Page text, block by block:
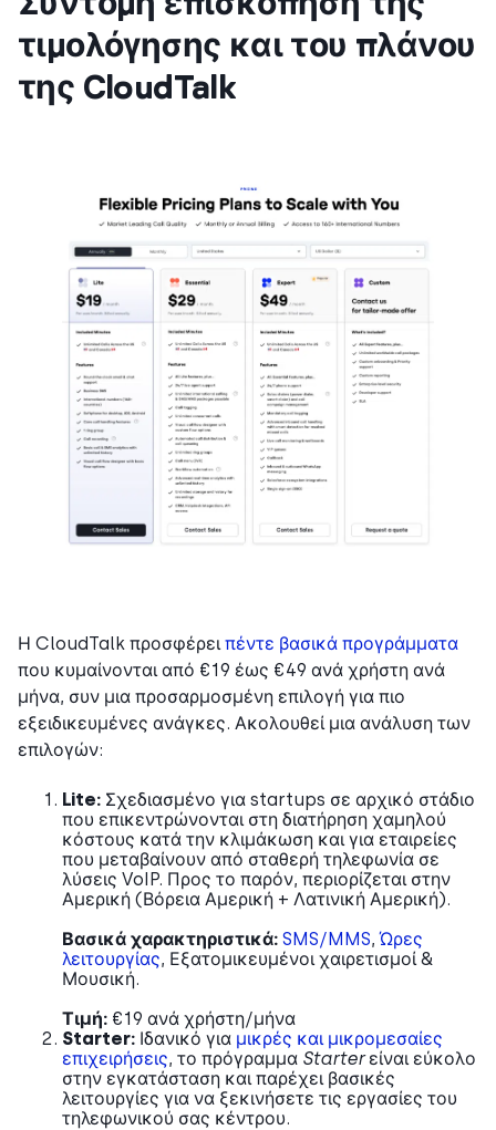
τιμολόγησης και του πλάνου
της CloudTalk
Η CloudTalk προσφέρει πέντε βασικά προγράμματα
που κυμαίνονται από €19 έως €49 ανά χρήστη ανά
μήνα, συν μια προσαρμοσμένη επιλογή για πιο
εξειδικευμένες ανάγκες. Ακολουθεί μια ανάλυση των
επιλογών:
Lite: Σχεδιασμένο για startups σε αρχικό στάδιο
που επικεντρώνονται στη διατήρηση χαμηλού
κόστους κατά την κλιμάκωση και για εταιρείες
που μεταβαίνουν από σταθερή τηλεφωνία σε
λύσεις VoIP. Προς το παρόν, περιορίζεται στην
Αμερική (Βόρεια Αμερική + Λατινική Αμερική).
Βασικά χαρακτηριστικά: SMS/MMS,Ώρες
λειτουργίας, Εξατομικευμένοι χαιρετισμοί &
Μουσική.
Τιμή: €19 ανά χρήστη/μήνα
Starter: Ιδανικό για μικρές και μικρομεσαίες
επιχειρήσεις, το πρόγραμμα Starterείναι εύκολο
στην εγκατάσταση και παρέχει βασικές
λειτουργίες για να ξεκινήσετε τις εργασίες του
τηλεφωνικού σας κέντρου.